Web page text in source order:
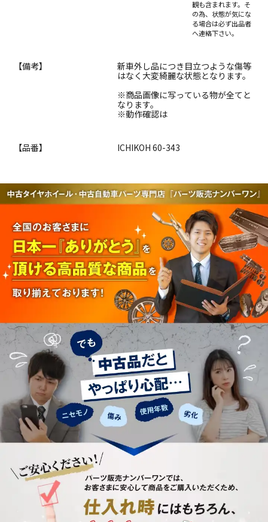
観も含まれます。そ
の為、状態が気にな
る場合は必ず出品者
へ連絡下さい。
【備考】
新車外し品につき目立つような傷等
はなく大変綺麗な状態となります。
※商品画像に写っている物が全てと
なります。
※動作確認は
【品番】 ICHIKOH 60-343